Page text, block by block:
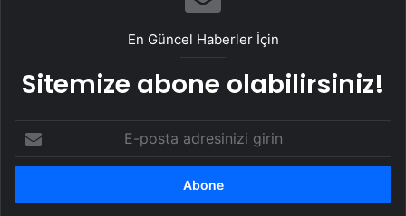
En Güncel Haberler İçin
Sitemize abone olabilirsiniz!
posta
adresinizi